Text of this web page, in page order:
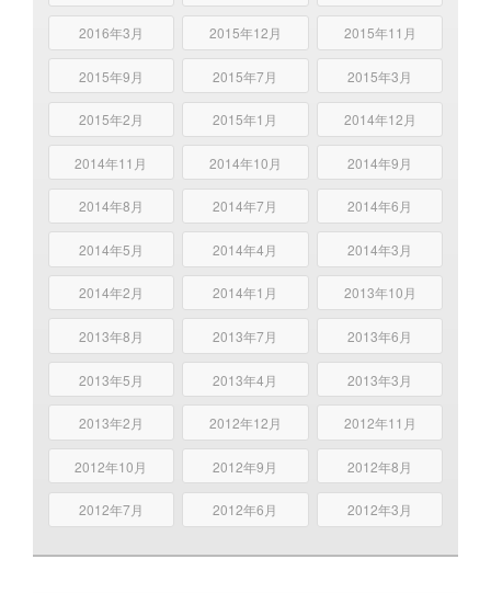
2016年3月 2015年12月 2015年11月
2015年9月 2015年7月 2015年3月
2015年2月 2015年1月 2014年12月
2014年11月 2014年10月 2014年9月
2014年8月 2014年7月 2014年6月
2014年5月 2014年4月 2014年3月
2014年2月 2014年1月 2013年10月
2013年8月 2013年7月 2013年6月
2013年5月 2013年4月 2013年3月
2013年2月 2012年12月 2012年11月
2012年10月 2012年9月 2012年8月
2012年7月 2012年6月 2012年3月